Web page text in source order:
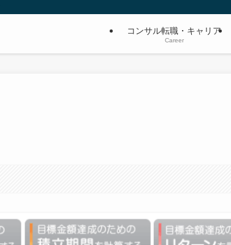
コンサル転職・キャリア
Career